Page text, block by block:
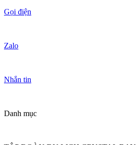
Gọi điện
Zalo
Nhắn tin
Danh mục